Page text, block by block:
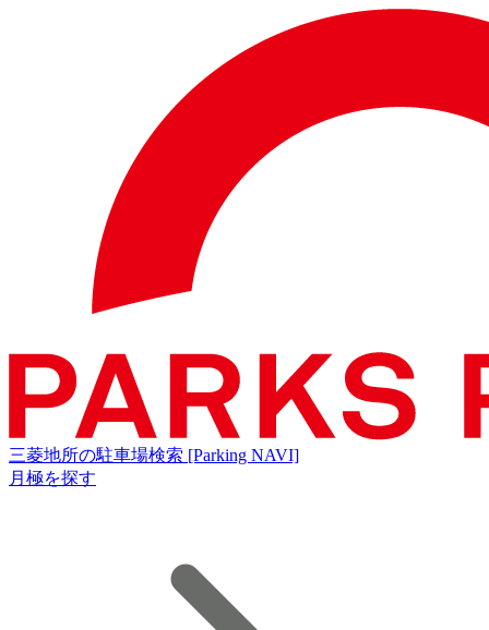
三菱地所の駐車場検索 [Parking NAVI]
月極を探す